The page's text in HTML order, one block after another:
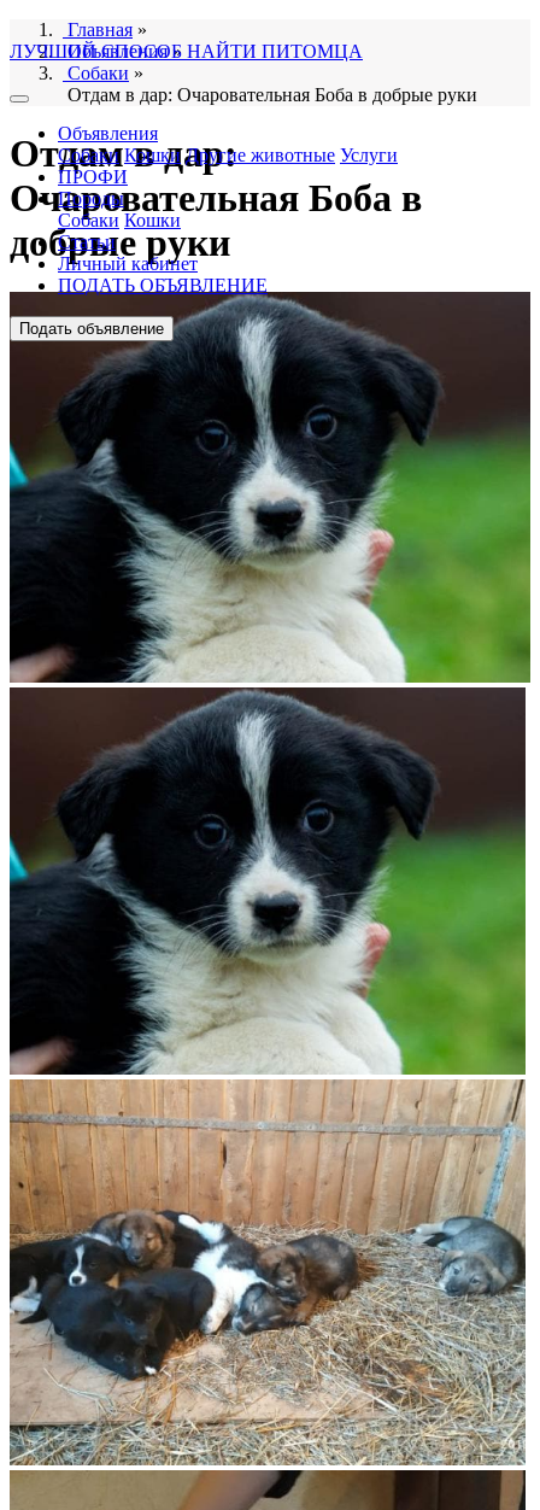
ЛУЧШИЙ СПОСОБ НАЙТИ ПИТОМЦА
Объявления
Собаки Кошки Другие животные Услуги
ПРОФИ
Породы
Собаки Кошки
Статьи
Личный кабинет
ПОДАТЬ ОБЪЯВЛЕНИЕ
Подать объявление
Главная »
Объявления»
Собаки »
Отдам в дар: Очаровательная Боба в добрые руки
Отдам в дар:
Очаровательная Боба в
добрые руки